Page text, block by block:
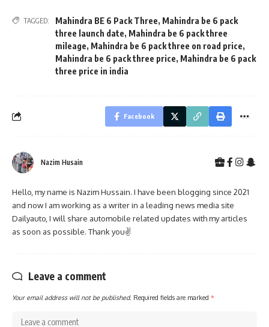
TAGGED: Mahindra BE 6 Pack Three, Mahindra be 6 pack
three launch date, Mahindra be 6 pack three
mileage, Mahindra be 6 pack three on road price,
Mahindra be 6 pack three price, Mahindra be 6 pack
three price in india
Facebook
Nazim Husain
Hello, my name is Nazim Hussain. I have been blogging since 2021
and now I am working as a writer in a leading news media site
Dailyauto, I will share automobile related updates with my articles
as soon as possible. Thank you✌
Leave a comment
Your email address will not be published. Required fields are marked *